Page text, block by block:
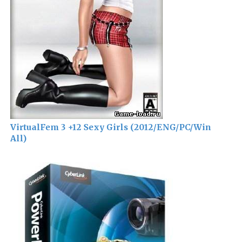
VirtualFem 3 +12 Sexy Girls (2012/ENG/PC/Win
All)